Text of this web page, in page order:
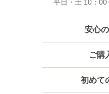
平日・土 10：00
安心
ご購
初めて